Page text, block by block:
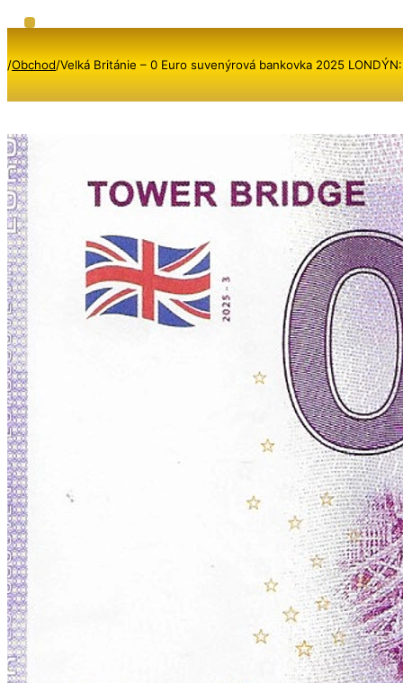
/Obchod/Velká Británie – 0 Euro suvenýrová bankovka 2025